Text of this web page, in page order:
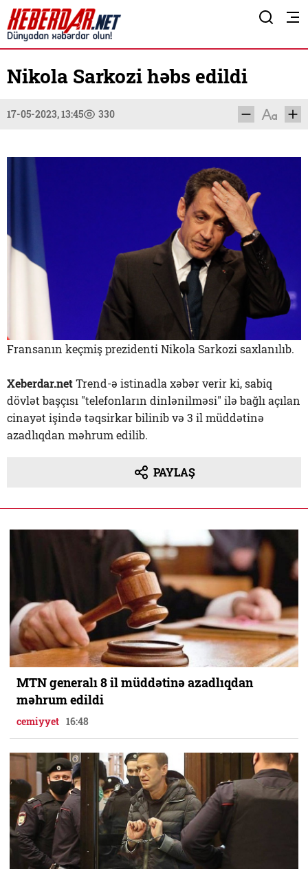
Nikola Sarkozi həbs edildi
17-05-2023, 13:45 330
Fransanın keçmiş prezidenti Nikola Sarkozi saxlanılıb.
Xeberdar.netTrend-ə istinadla xəbər verir ki, sabiq
dövlət başçısı "telefonların dinlənilməsi" ilə bağlı açılan
cinayət işində təqsirkar bilinib və 3 il müddətinə
azadlıqdan məhrum edilib.
PAYLAŞ
MTN generalı 8 il müddətinə azadlıqdan
məhrum edildi
cemiyyet 16:48